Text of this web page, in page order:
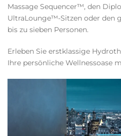
Massage Sequencer™, den
UltraLounge™-Sitzen oder den
bis zu sieben Personen.
Erleben Sie erstklassige
Ihre persönliche Wellnessoase